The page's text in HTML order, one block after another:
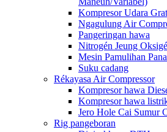
Kompresor Udara
Ngagulung Air
Pangeringan hawa
Nitrogén Jeung
Mesin Pamulihan
Suku cadang
Rékayasa Air Compressor
Kompresor hawa
Kompresor hawa
Jero Hole Cai Sumur
Rig pangeboran